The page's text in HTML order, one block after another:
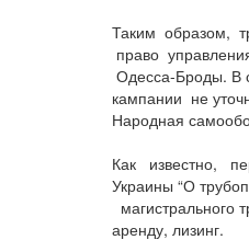
Таким образом,
право
Одесса-Броды. В
кампании не
Народная
Как известно,
Украины “О
аренду, лизинг.